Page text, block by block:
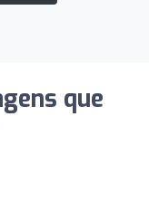
que